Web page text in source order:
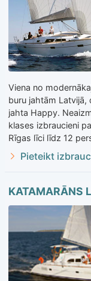
Viena no
buru jahtām Latvijā,
jahta Happy.
klases izbraucieni
Rīgas līci līdz 12
Pieteikt
KATAMARĀNS